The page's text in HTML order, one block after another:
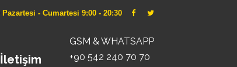
Pazartesi - Cumartesi 9:00 - 20:30
GSM & WHATSAPP
+90 542 240 70 70
İletişim